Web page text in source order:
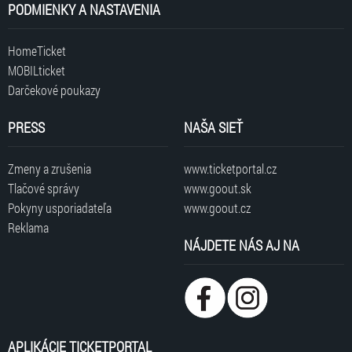
PODMIENKY A NASTAVENIA
HomeTicket
MOBILticket
Darčekové poukazy
PRESS
Zmeny a zrušenia
Tlačové správy
Pokyny usporiadateľa
Reklama
NAŠA SIEŤ
www.ticketportal.cz
www.goout.sk
www.goout.cz
NÁJDETE NÁS AJ NA
APLIKÁCIE TICKETPORTAL